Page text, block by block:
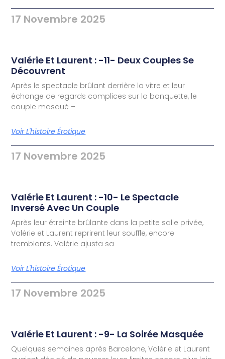
17 Novembre 2025
Valérie Et Laurent : -11- Deux Couples Se
Découvrent
Après le spectacle brûlant derrière la vitre et leur
échange de regards complices sur la banquette, le
couple masqué –
Voir L'histoire Érotique
17 Novembre 2025
Valérie Et Laurent : -10- Le Spectacle
Inversé Avec Un Couple
Après leur étreinte brûlante dans la petite salle privée,
Valérie et Laurent reprirent leur souffle, encore
tremblants. Valérie ajusta sa
Voir L'histoire Érotique
17 Novembre 2025
Valérie Et Laurent : -9- La Soirée Masquée
Quelques semaines après Barcelone, Valérie et Laurent